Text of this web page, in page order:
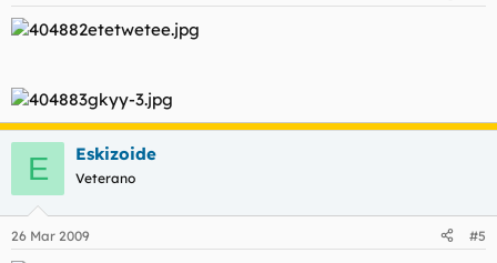
E Eskizoide
Veterano
26 Mar 2009 #5